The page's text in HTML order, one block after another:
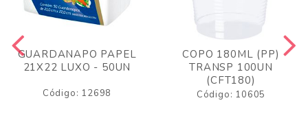
GUARDANAPO PAPEL
21X22 LUXO - 50UN
Código: 12698
COPO 180ML (PP)
TRANSP 100UN
(CFT180)
Código: 10605